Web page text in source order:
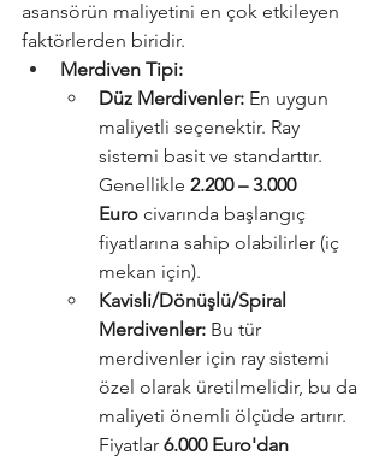
asansörün maliyetini en çok etkileyen
faktörlerden biridir.
Merdiven Tipi:
Düz Merdivenler: En uygun
maliyetli seçenektir. Ray
sistemi basit ve standarttır.
Genellikle 2.200 – 3.000
Euro civarında başlangıç
fiyatlarına sahip olabilirler (iç
mekan için).
Kavisli/Dönüşlü/Spiral
Merdivenler: Bu tür
merdivenler için ray sistemi
özel olarak üretilmelidir, bu da
maliyeti önemli ölçüde artırır.
Fiyatlar 6.000 Euro'dan